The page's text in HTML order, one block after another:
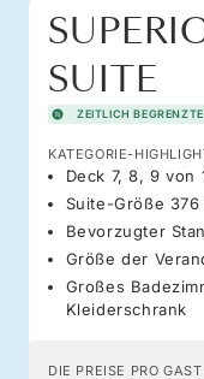
SUITE
ZEITLICH
KATEGORIE-
Deck 7, 8, 9 von
Suite-Größe
Bevorzugter
Größe der
Großes
Kleiderschrank
DIE PREISE PRO